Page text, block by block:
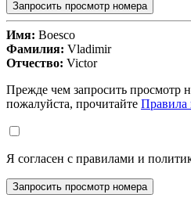
Запросить просмотр номера
Имя: Boesco
Фамилия: Vladimir
Отчество: Victor
Прежде чем запросить просмотр
пожалуйста, прочитайте Правила
Я согласен с правилами и
Запросить просмотр номера